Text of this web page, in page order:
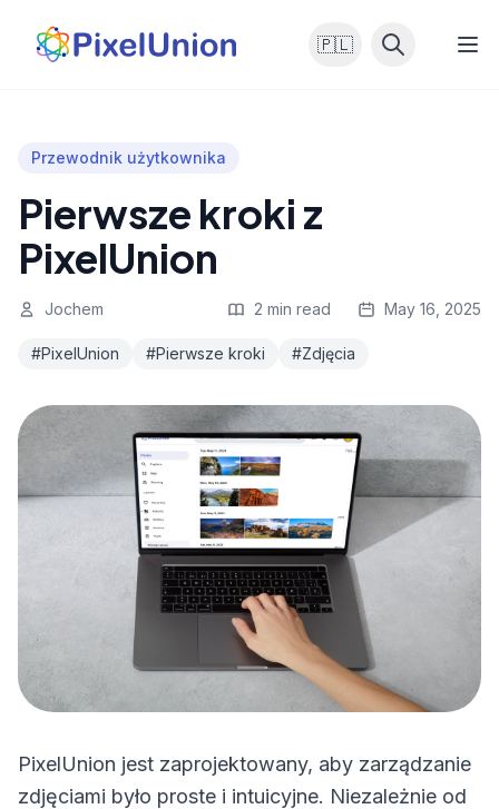
🇵🇱
Przewodnik użytkownika
Pierwsze kroki z
PixelUnion
Jochem 2 min read May 16, 2025
#PixelUnion #Pierwsze kroki #Zdjęcia
PixelUnion jest zaprojektowany, aby zarządzanie
zdjęciami było proste i intuicyjne. Niezależnie od